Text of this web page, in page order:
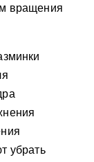
вращения
убрать